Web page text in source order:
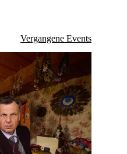
Vergangene Events